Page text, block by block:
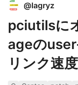
@lagryz
pciutilsに
ageの
リンク速